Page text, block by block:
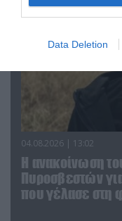
Data Deletion
04.08.2026 | 13:02
Η ανακοίνωση
Πυροσβεστών
που γέλασε στη